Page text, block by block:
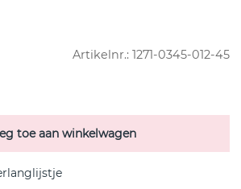
Artikelnr.: 1271-0345-012-45
toe aan winkelwagen